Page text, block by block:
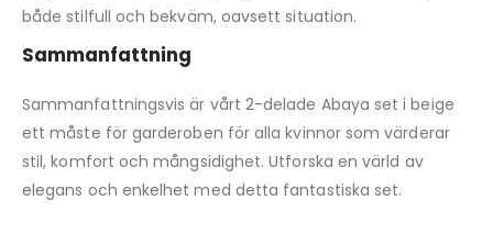
både stilfull och bekväm, oavsett situation.
Sammanfattning
Sammanfattningsvis är vårt 2-delade Abaya set i beige
ett måste för garderoben för alla kvinnor som värderar
stil, komfort och mångsidighet. Utforska en värld av
elegans och enkelhet med detta fantastiska set.